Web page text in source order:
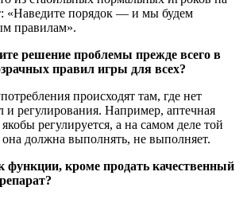
«Наведите порядок — и мы будем
правилам».
решение проблемы прежде всего в
правил игры для всех?
происходят там, где нет
и регулирования. Например, аптечная
якобы регулируется, а на самом деле той
должна выполнять, не выполняет.
функции, кроме продать качественный